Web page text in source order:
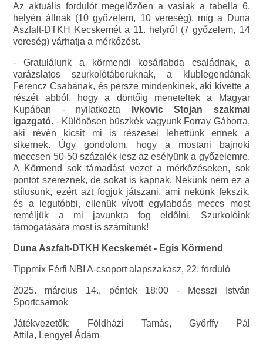
Az aktuális fordulót megelőzően a vasiak a tabella 6.
helyén állnak (10 győzelem, 10 vereség), míg a Duna
Aszfalt-DTKH Kecskemét a 11. helyről (7 győzelem, 14
vereség) várhatja a mérkőzést.
- Gratulálunk a körmendi kosárlabda családnak, a
varázslatos szurkolótáboruknak, a klublegendának
Ferencz Csabának, és persze mindenkinek, aki kivette a
részét abból, hogy a döntőig meneteltek a Magyar
Kupában - nyilatkozta
Ivkovic Stojan szakmai
igazgató. - Különösen büszkék vagyunk Forray Gáborra,
aki révén kicsit mi is részesei lehettünk ennek a
sikernek. Úgy gondolom, hogy a mostani bajnoki
meccsen 50-50 százalék lesz az esélyünk a győzelemre.
A Körmend sok támadást vezet a mérkőzéseken, sok
pontot szereznek, de sokat is kapnak. Nekünk nem ez a
stílusunk, ezért azt fogjuk játszani, ami nekünk fekszik,
és a legutóbbi, ellenük vívott egylabdás meccs most
reméljük a mi javunkra fog eldőlni. Szurkolóink
támogatására most is számítunk!
Duna Aszfalt-DTKH Kecskemét - Egis Körmend
Tippmix Férfi NBI A-csoport alapszakasz, 22. forduló
2025. március 14., péntek 18:00 - Messzi István
Sportcsarnok
Játékvezetők: Földházi Tamás, Győrffy Pál
Attila, Lengyel Ádám